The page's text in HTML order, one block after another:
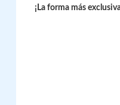
¡La forma más